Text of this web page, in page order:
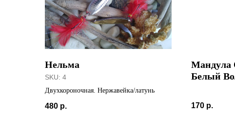
Нельма
SKU: 4
Двухкороночная. Нержавейка/латунь
480 р.
Мандула
Белый
170 р.